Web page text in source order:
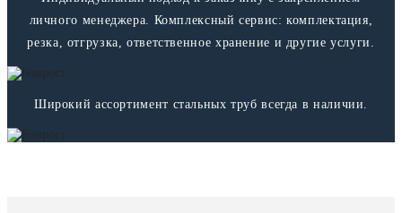
личного менеджера. Комплексный сервис: комплектация,
резка, отгрузка, ответственное хранение и другие услуги.
Широкий ассортимент стальных труб всегда в наличии.